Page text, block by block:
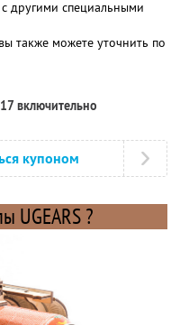
другими специальными
также можете уточнить по
включительно
купоном
UGEARS?